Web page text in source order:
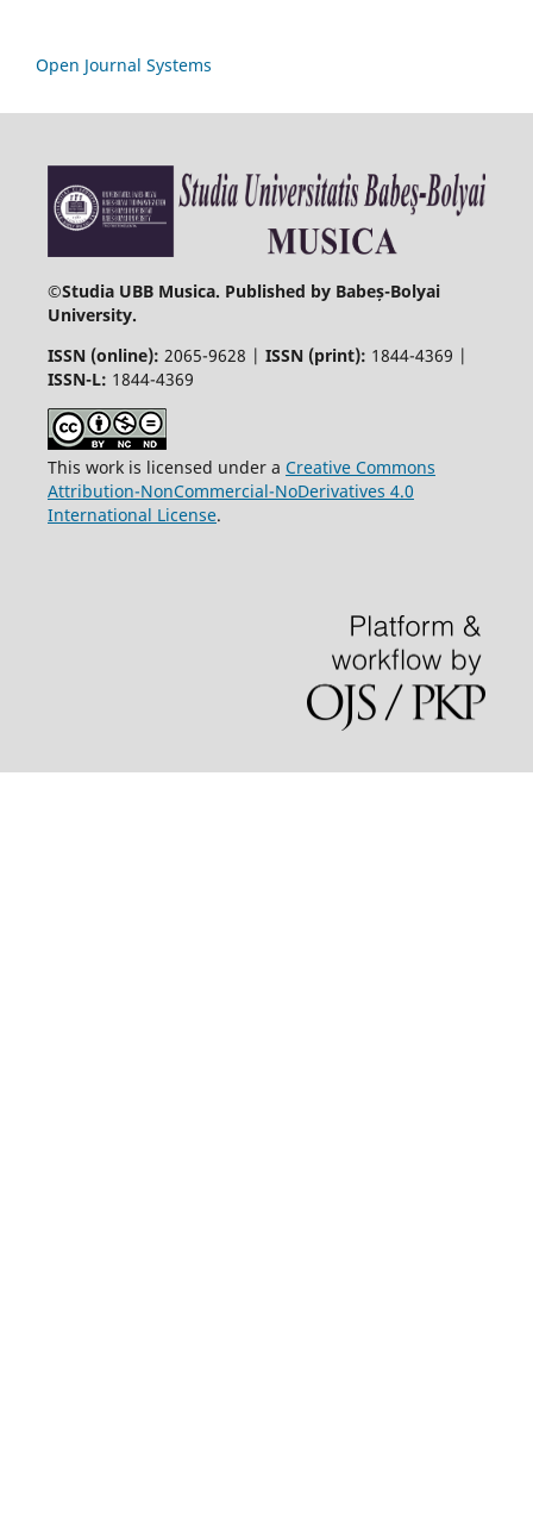
Open Journal Systems
©Studia UBB Musica. Published by Babeș-Bolyai
University.
ISSN (online): 2065-9628 | ISSN (print): 1844-4369 |
ISSN-L: 1844-4369
This work is licensed under a Creative Commons
Attribution-NonCommercial-NoDerivatives 4.0
International License.